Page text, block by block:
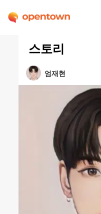
스토리
엄재현